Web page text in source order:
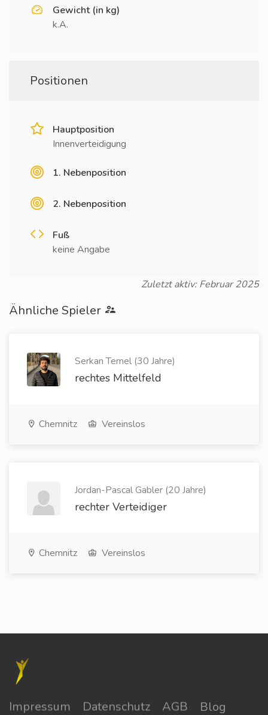
Gewicht (in kg)
k.A.
Positionen
Hauptposition
Innenverteidigung
1. Nebenposition
2. Nebenposition
Fuß
keine Angabe
Zuletzt aktiv: Februar 2025
Ähnliche Spieler
Serkan Temel (30 Jahre)
rechtes Mittelfeld
Chemnitz Vereinslos
Jordan-Pascal Gabler (20 Jahre)
rechter Verteidiger
Chemnitz Vereinslos
Impressum Datenschutz AGB Blog